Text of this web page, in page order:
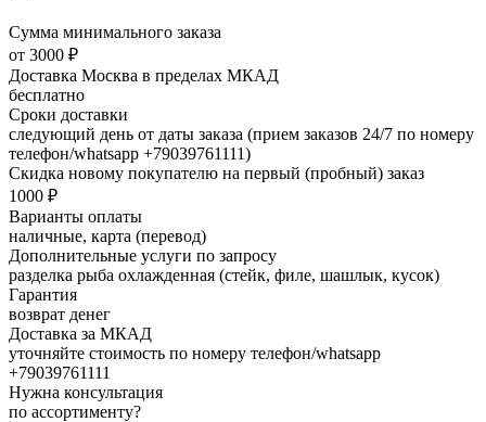
Сумма минимального заказа
от 3000 ₽
Доставка Москва в пределах МКАД
бесплатно
Сроки доставки
следующий день от даты заказа (прием заказов 24/7 по номеру
телефон/whatsapp +79039761111)
Скидка новому покупателю на первый (пробный) заказ
1000 ₽
Варианты оплаты
наличные, карта (перевод)
Дополнительные услуги по запросу
разделка рыба охлажденная (стейк, филе, шашлык, кусок)
Гарантия
возврат денег
Доставка за МКАД
уточняйте стоимость по номеру телефон/whatsapp
+79039761111
Нужна консультация
по ассортименту?